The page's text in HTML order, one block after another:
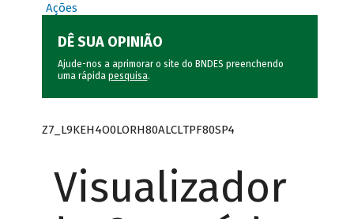
Ações
DÊ SUA OPINIÃO
Ajude-nos a aprimorar o site do BNDES preenchendo
uma rápida pesquisa.
Z7_L9KEH4O0LORH80ALCLTPF80SP4
Visualizador